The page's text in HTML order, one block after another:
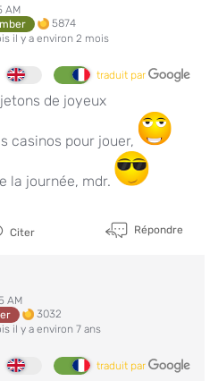
AM
5874
il y a environ 2 mois
traduit par
de joyeux
casinos pour jouer,
la journée, mdr.
Citer Répondre
AM
3032
il y a environ 7 ans
traduit par